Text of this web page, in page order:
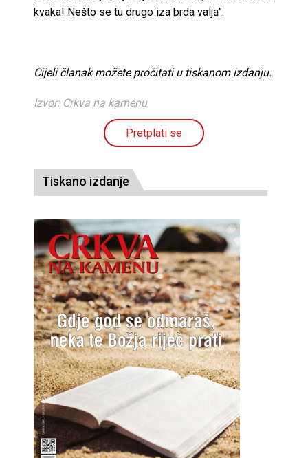
kvaka! Nešto se tu drugo iza brda valja”.
Cijeli članak možete pročitati u tiskanom izdanju.
Izvor: Crkva na kamenu
Pretplati se
Tiskano izdanje